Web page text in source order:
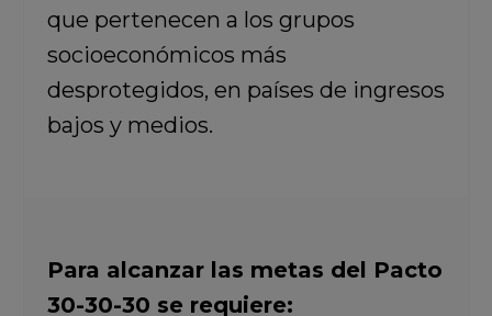
que pertenecen a los grupos
socioeconómicos más
desprotegidos, en países de ingresos
bajos y medios.
Para alcanzar las metas del Pacto
30-30-30 se requiere: